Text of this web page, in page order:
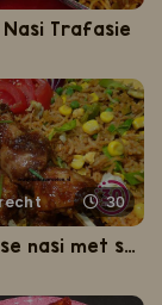
Trafasie
30
Surinaamse nasi met saté